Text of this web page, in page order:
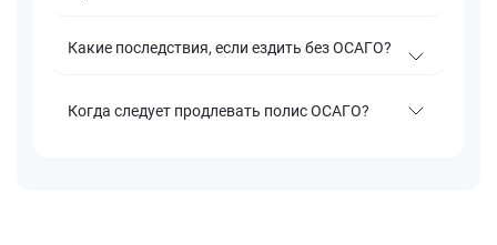
Какие последствия, если ездить без ОСАГО?
Когда следует продлевать полис ОСАГО?